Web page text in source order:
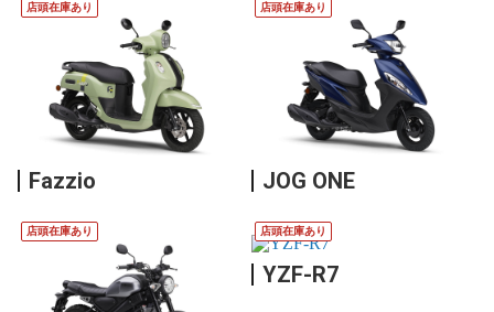
店頭在庫あり
Fazzio
店頭在庫あり
JOG ONE
店頭在庫あり 店頭在庫あり
YZF-R7